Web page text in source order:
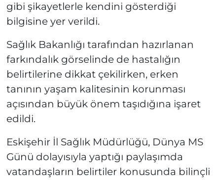
gibi şikayetlerle kendini gösterdiği
bilgisine yer verildi.
Sağlık Bakanlığı tarafından hazırlanan
farkındalık görselinde de hastalığın
belirtilerine dikkat çekilirken, erken
tanının yaşam kalitesinin korunması
açısından büyük önem taşıdığına işaret
edildi.
Eskişehir İl Sağlık Müdürlüğü, Dünya MS
Günü dolayısıyla yaptığı paylaşımda
vatandaşların belirtiler konusunda bilinçli